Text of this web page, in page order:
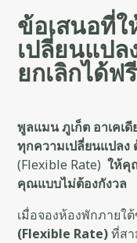
ข้อเสนอที่
เปลี่ยนแปล
ยกเลิกได้ฟรี
พูลแมน ภูเก็ต อาเคเ
ทุกความเปลี่ยนแปลง
(Flexible Rate) ให้คุ
คุณแบบไม่ต้องกังวล
เมื่อจองห้องพักภายใ
(Flexible Rate)ที่สา